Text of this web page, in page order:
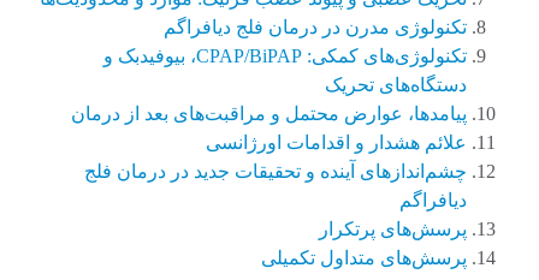
تکنولوژی مدرن در درمان فلج دیافراگم
تکنولوژی‌های کمکی: CPAP/BiPAP، بیوفیدبک و
دستگاه‌های تحریک
پیامدها، عوارض محتمل و مراقبت‌های بعد از درمان
علائم هشدار و اقدامات اورژانسی
چشم‌اندازهای آینده و تحقیقات جدید در درمان فلج
دیافراگم
پرسش‌های پرتکرار
پرسش‌های متداول تکمیلی